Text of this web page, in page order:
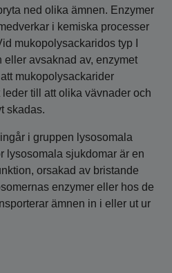
ned olika ämnen. Enzymer
i kemiska processer
mukopolysackaridos typ I
avsaknad av, enzymet
mukopolysackarider
till att olika vävnader och
skadas.
i gruppen lysosomala
lysosomala sjukdomar är en
orsakad av bristande
enzymer eller hos de
ämnen in i eller ut ur